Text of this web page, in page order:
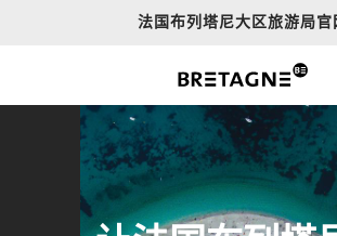
法国布列塔尼大区旅游局官